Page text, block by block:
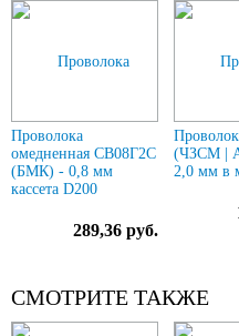
Проволока
омедненная СВ08Г2С
(БМК) - 0,8 мм
кассета D200
289,36 руб.
(ЧЗСМ |
2,0 мм в
СМОТРИТЕ ТАКЖЕ